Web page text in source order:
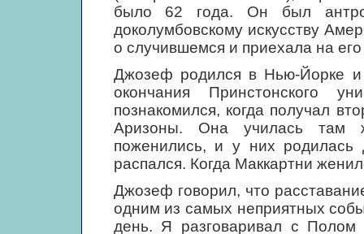
было 62 года. Он был
доколумбовскому искусству
о случившемся и приехала на
Джозеф родился в Нью-Йорке и
окончания Принстонского
познакомился, когда получал
Аризоны. Она училась там
поженились, и у них
распался. Когда Маккартни
Джозеф говорил, что
одним из самых неприятных
день. Я разговаривал с